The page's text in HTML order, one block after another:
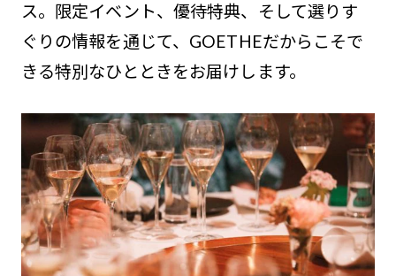
ス。限定イベント、優待特典、そして選りす
ぐりの情報を通じて、GOETHEだからこそで
きる特別なひとときをお届けします。